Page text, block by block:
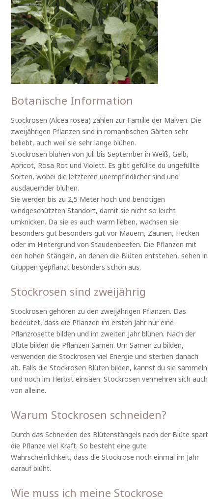
Botanische Information
Stockrosen (Alcea rosea) zählen zur Familie der Malven. Die
zweijährigen Pflanzen sind in romantischen Gärten sehr
beliebt, auch weil sie sehr lange blühen.
Stockrosen blühen von Juli bis September in Weiß, Gelb,
Apricot, Rosa Rot und Violett. Es gibt gefüllte du ungefüllte
Sorten, wobei die letzteren unempfindlicher sind und
ausdauernder blühen.
Sie werden bis zu 2,5 Meter hoch und benötigen
windgeschützten Standort, damit sie nicht so leicht
umknicken. Da sie es auch warm lieben, wachsen sie
besonders gut besonders gut vor Mauern, Zäunen, Hecken
oder im Hintergrund von Staudenbeeten. Die Pflanzen mit
den hohen Stängeln, an denen die Blüten entstehen, sehen in
Gruppen gepflanzt besonders schön aus.
Stockrosen sind zweijährig
Stockrosen gehören zu den zweijährigen Pflanzen. Das
bedeutet, dass die Pflanzen im ersten Jahr nur eine
Pflanzrosette bilden und im zweiten Jahr blühen. Nach der
Blüte bilden die Pflanzen Samen. Um Samen zu bilden,
verwenden die Stockrosen viel Energie und sterben danach
ab. Falls die Stockrosen Blüten bilden, kannst du sie sammeln
und noch im Herbst einsäen. Stockrosen vermehren sich auch
von alleine.
Warum Stockrosen schneiden?
Durch das Schneiden des Blütenstängels nach der Blüte spart
die Pflanze viel Kraft. So besteht eine gute
Wahrscheinlichkeit, dass die Stockrose noch einmal im Jahr
darauf blüht.
Wie muss ich meine Stockrose